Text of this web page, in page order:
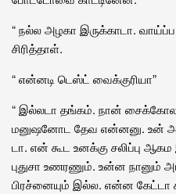
“ நல்ல அழகா இருக்காடா.
சிரித்தாள்.
“ என்னடி டெஸ்ட் வைக்குரியா”
“ இல்லடா தங்கம். நான்
மனுஷனோட தேவ என்னனு. உன்
டா. என் கூட உனக்கு சலிப்பு
புதுசா உணரணும். உன்ன நானும்
பிரச்னையும் இல்ல. என்ன